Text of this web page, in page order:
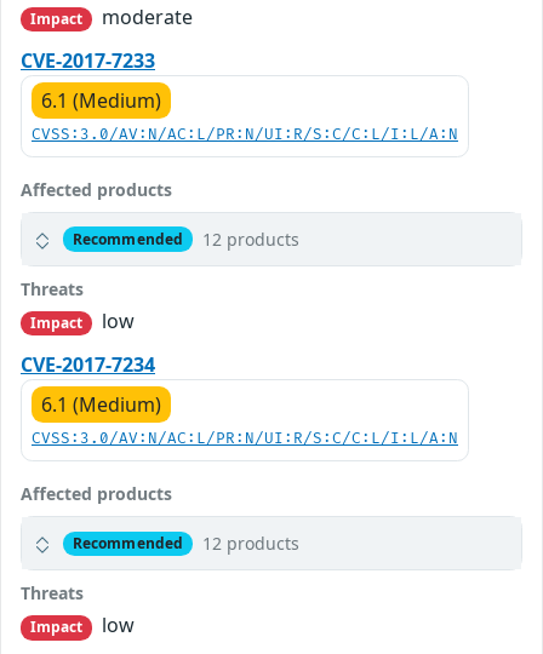
Impact
moderate
CVE-2017-7233
6.1 (Medium)
CVSS:3.0/AV:N/AC:L/PR:N/UI:R/S:C/C:L/I:L/A:N
Affected products
Recommended 12 products
Threats
Impact
low
CVE-2017-7234
6.1 (Medium)
CVSS:3.0/AV:N/AC:L/PR:N/UI:R/S:C/C:L/I:L/A:N
Affected products
Recommended 12 products
Threats
Impact
low